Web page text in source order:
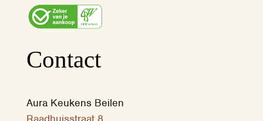
Contact
Aura Keukens Beilen